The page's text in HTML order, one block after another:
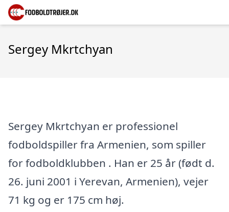
Sergey Mkrtchyan
Sergey Mkrtchyan er professionel
fodboldspiller fra Armenien, som spiller
for fodboldklubben . Han er 25 år (født d.
26. juni 2001 i Yerevan, Armenien), vejer
71 kg og er 175 cm høj.